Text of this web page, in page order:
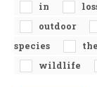
in
outdoor
species
the
wildlife